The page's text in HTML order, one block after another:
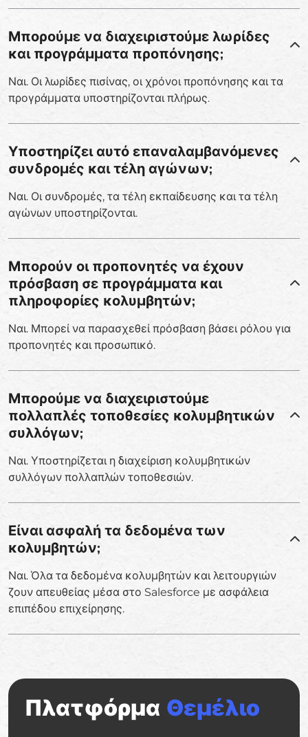
Μπορούμε να διαχειριστούμε λωρίδες
και προγράμματα προπόνησης;
Ναι. Οι λωρίδες πισίνας, οι χρόνοι προπόνησης και τα
προγράμματα υποστηρίζονται πλήρως.
Υποστηρίζει αυτό επαναλαμβανόμενες
συνδρομές και τέλη αγώνων;
Ναι. Οι συνδρομές, τα τέλη εκπαίδευσης και τα τέλη
αγώνων υποστηρίζονται.
Μπορούν οι προπονητές να έχουν
πρόσβαση σε προγράμματα και
πληροφορίες κολυμβητών;
Ναι. Μπορεί να παρασχεθεί πρόσβαση βάσει ρόλου για
προπονητές και προσωπικό.
Μπορούμε να διαχειριστούμε
πολλαπλές τοποθεσίες κολυμβητικών
συλλόγων;
Ναι. Υποστηρίζεται η διαχείριση κολυμβητικών
συλλόγων πολλαπλών τοποθεσιών.
Είναι ασφαλή τα δεδομένα των
κολυμβητών;
Ναι. Όλα τα δεδομένα κολυμβητών και λειτουργιών
ζουν απευθείας μέσα στο Salesforce με ασφάλεια
επιπέδου επιχείρησης.
Πλατφόρμα Θεμέλιο